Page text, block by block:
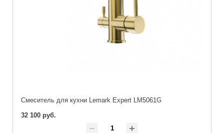
Cмеситель для кухни Lemark Expert LM5061G
32 100 руб.